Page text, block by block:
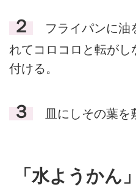
２ フライパンに油
れてコロコロと転がし
付ける。
３ 皿にしその葉を
「水ようかん